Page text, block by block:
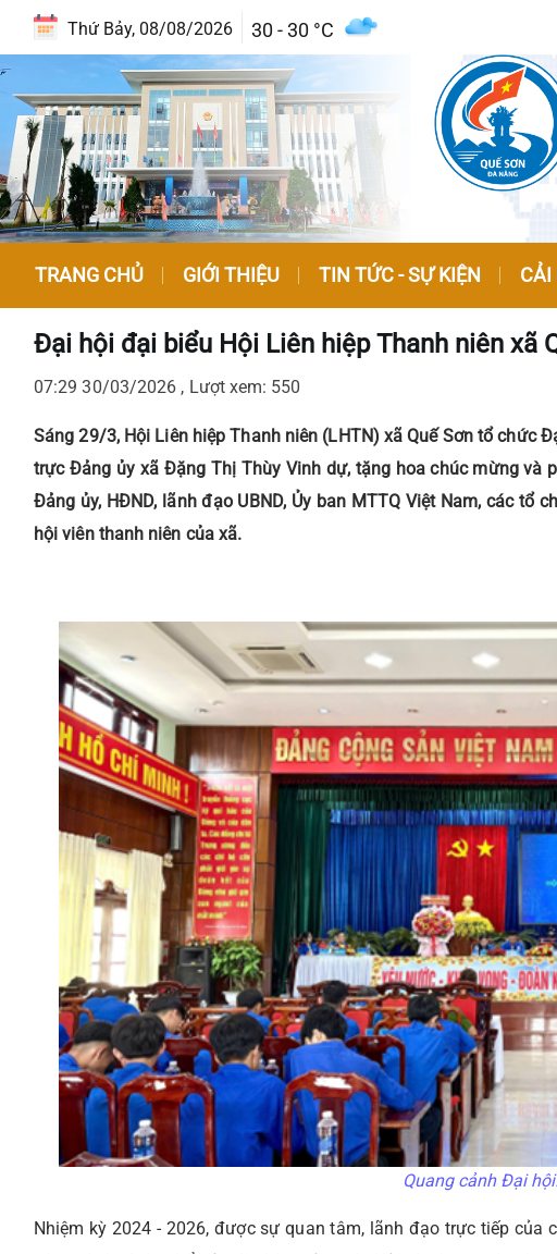
Thứ Bảy, 08/08/2026 30 - 30 °C
TRANG CHỦ GIỚI THIỆU TIN TỨC - SỰ KIỆN CẢI
Đại hội đại biểu Hội Liên hiệp Thanh niên xã
07:29 30/03/2026 , Lượt xem: 550
Sáng 29/3, Hội Liên hiệp Thanh niên (LHTN) xã Quế Sơn tổ chức
trực Đảng ủy xã Đặng Thị Thùy Vinh dự, tặng hoa chúc mừng
Đảng ủy, HĐND, lãnh đạo UBND, Ủy ban MTTQ Việt Nam, các
hội viên thanh niên của xã.
Quang cảnh Đại
Nhiệm kỳ 2024 - 2026, được sự quan tâm, lãnh đạo trực tiếp